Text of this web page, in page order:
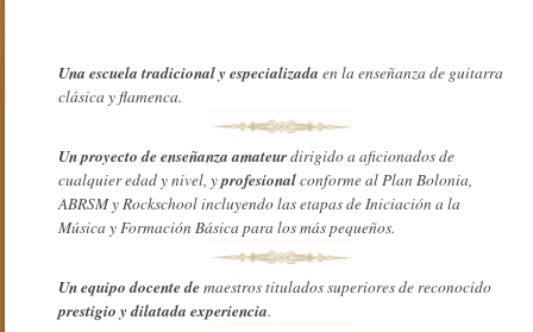
Una escuela tradicional y especializada en la enseñanza de guitarra
clásica y flamenca.
Un proyecto de enseñanza amateurdirigido a aficionados de
cualquier edad y nivel, yprofesionalconforme al Plan Bolonia,
ABRSM y Rockschool incluyendo las etapas de Iniciación a la
Música y Formación Básica para los más pequeños.
Un equipo docente demaestros titulados superiores de reconocido
prestigio y dilatada experiencia.